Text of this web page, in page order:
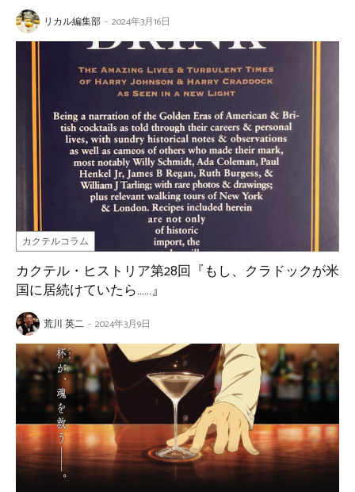
リカル編集部 - 2024年3月16日
カクテルコラム
カクテル・ヒストリア第28回『もし、クラドックが米
国に居続けていたら……』
荒川 英二 - 2024年3月9日